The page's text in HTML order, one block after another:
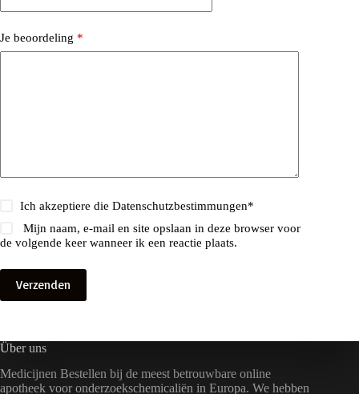
Je beoordeling *
Ich akzeptiere dieDatenschutzbestimmungen*
Mijn naam, e-mail en site opslaan in deze browser voor
de volgende keer wanneer ik een reactie plaats.
Verzenden
Über uns
Medicijnen Bestellen bij de meest betrouwbare online
apotheek voor onderzoekschemicaliën in Europa. We hebben